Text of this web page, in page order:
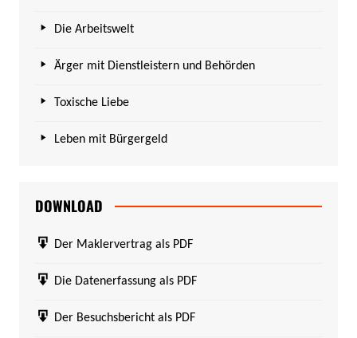
Die Arbeitswelt
Ärger mit Dienstleistern und Behörden
Toxische Liebe
Leben mit Bürgergeld
DOWNLOAD
Der Maklervertrag als PDF
Die Datenerfassung als PDF
Der Besuchsbericht als PDF